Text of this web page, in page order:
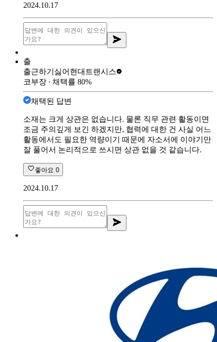
2024.10.17
출
출근하기싫어 현대트랜시스
코부장 ∙ 채택률 80%
채택된 답변
소재는 크게 상관은 없습니다. 물론 직무 관련 활동이면
조금 주의깊게 보긴 하겠지만, 협력에 대한 건 사실 어느
활동에서도 필요한 역량이기 때문에 자소서에 이야기만
잘 풀어서 논리적으로 쓰시면 상관 없을 것 같습니다.
좋아요 0
2024.10.17